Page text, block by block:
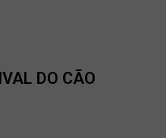
DO CÃO